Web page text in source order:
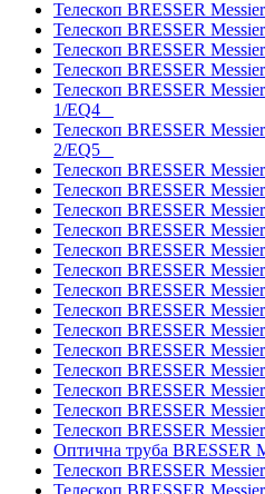
Телескоп BRESSER
Телескоп BRESSER
Телескоп BRESSER
Телескоп BRESSER
Телескоп BRESSER
1/EQ4
Телескоп BRESSER
2/EQ5
Телескоп BRESSER
Телескоп BRESSER
Телескоп BRESSER
Телескоп BRESSER
Телескоп BRESSER
Телескоп BRESSER
Телескоп BRESSER
Телескоп BRESSER
Телескоп BRESSER
Телескоп BRESSER
Телескоп BRESSER
Телескоп BRESSER
Телескоп BRESSER
Телескоп BRESSER
Оптична труба BRESSER
Телескоп BRESSER
Телескоп BRESSER